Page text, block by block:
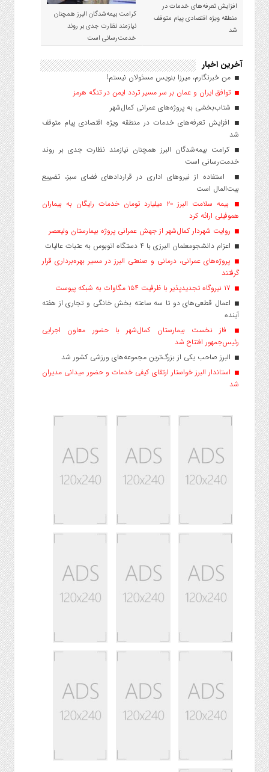
افزایش تعرفه‌های خدمات در
منطقه ویژه اقتصادی پیام متوقف
شد
کرامت بیمه‌شدگان البرز همچنان
نیازمند نظارت جدی بر روند
خدمت‌رسانی است
آخرین اخبار
من خبرنگارم، میرزا بنویس مسئولان نیستم!
توافق ایران و عمان بر سر مسیر تردد ایمن در تنگه هرمز
شتاب‌بخشی به پروژه‌های عمرانی کمال‌شهر
افزایش تعرفه‌های خدمات در منطقه ویژه اقتصادی پیام متوقف
شد
کرامت بیمه‌شدگان البرز همچنان نیازمند نظارت جدی بر روند
خدمت‌رسانی است
استفاده از نیروهای اداری در قراردادهای فضای سبز، تضییع
بیت‌المال است
بیمه سلامت البرز ۲۰ میلیارد تومان خدمات رایگان به بیماران
هموفیلی ارائه کرد
روایت شهردار کمال‌شهر از جهش عمرانی پروژه بیمارستان ولیعصر
اعزام دانشجو‌معلمان البرزی با ۴ دستگاه اتوبوس به عتبات عالیات
پروژه‌های عمرانی، درمانی و صنعتی البرز در مسیر بهره‌برداری قرار
گرفتند
اعمال قطعی‌های دو تا سه ساعته بخش خانگی و تجاری از هفته
آینده
فاز نخست بیمارستان کمال‌شهر با حضور معاون اجرایی
رئیس‌جمهور افتتاح شد
البرز صاحب یکی از بزرگ‌ترین مجموعه‌های ورزشی کشور شد
استاندار البرز خواستار ارتقای کیفی خدمات و حضور میدانی مدیران
شد